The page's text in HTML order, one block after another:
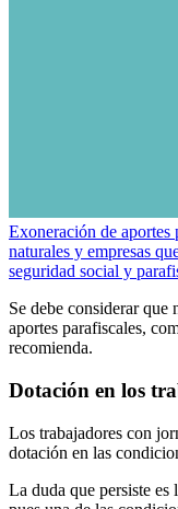
Exoneración de aportes
naturales y empresas
seguridad social y
Se debe considerar que
aportes parafiscales,
recomienda.
Dotación en los
Los trabajadores con
dotación en las
La duda que persiste es